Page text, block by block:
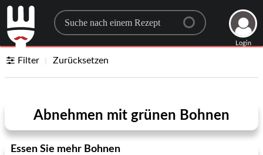
Search for a recipe
Login
Filter Zurücksetzen
Abnehmen mit grünen Bohnen
Essen Sie mehr Bohnen